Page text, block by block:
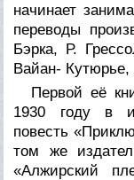
начинает
переводы
Бэрка, Р.
Вайан-
Первой её
1930 году в
повесть
том же
«Алжирский